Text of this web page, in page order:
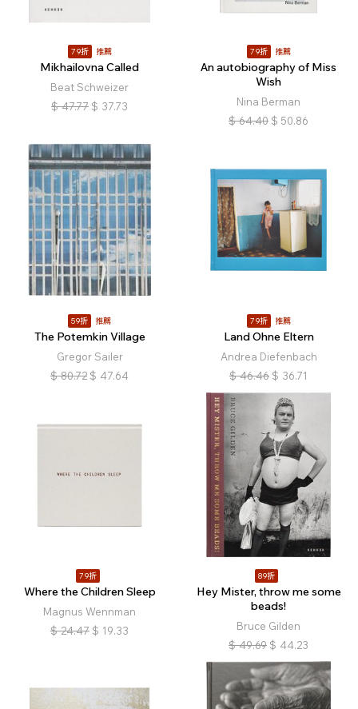
79折 推薦
Mikhailovna Called
Beat Schweizer
$ 47.77 $ 37.73
79折 推薦
An autobiography of Miss
Wish
Nina Berman
$ 64.40 $ 50.86
59折 推薦
The Potemkin Village
Gregor Sailer
$ 80.72 $ 47.64
79折 推薦
Land Ohne Eltern
Andrea Diefenbach
$ 46.46 $ 36.71
79折
Where the Children Sleep
Magnus Wennman
$ 24.47 $ 19.33
89折
Hey Mister, throw me some
beads!
Bruce Gilden
$ 49.69 $ 44.23